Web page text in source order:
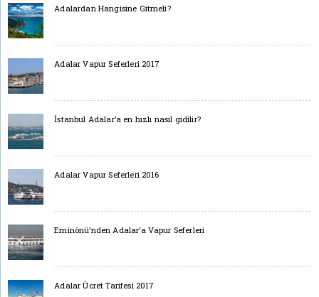
Adalardan Hangisine Gitmeli?
Adalar Vapur Seferleri 2017
İstanbul Adalar’a en hızlı nasıl gidilir?
Adalar Vapur Seferleri 2016
Eminönü’nden Adalar’a Vapur Seferleri
Adalar Ücret Tarifesi 2017